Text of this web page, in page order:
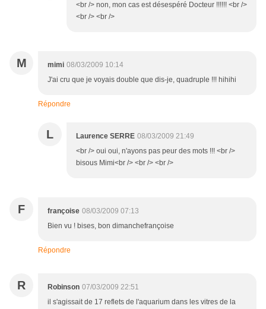
<br /> non, mon cas est désespéré Docteur !!!!!! <br />
<br /> <br />
M mimi 08/03/2009 10:14
J'ai cru que je voyais double que dis-je, quadruple !!! hihihi
Répondre
L Laurence SERRE 08/03/2009 21:49
<br /> oui oui, n'ayons pas peur des mots !!! <br />
bisous Mimi<br /> <br /> <br />
F françoise 08/03/2009 07:13
Bien vu ! bises, bon dimanchefrançoise
Répondre
R Robinson 07/03/2009 22:51
il s'agissait de 17 reflets de l'aquarium dans les vitres de la